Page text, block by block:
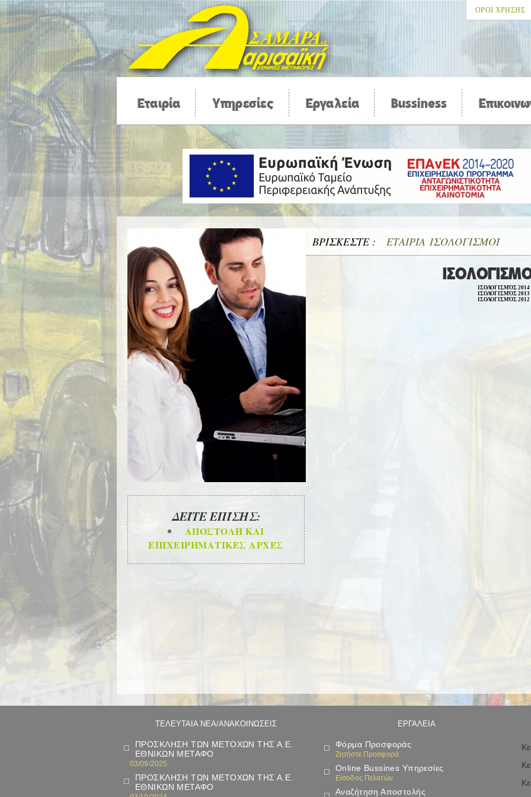
ΟΡΟΙ ΧΡΗΣΗΣ
Εταιρία Υπηρεσίες Εργαλεία Bussiness
ΔΕΊΤΕ ΕΠΊΣΗΣ:
ΑΠΟΣΤΟΛΉ ΚΑΙ
ΕΠΙΧΕΙΡΗΜΑΤΙΚΈΣ ΑΡΧΈΣ
ΒΡΊΣΚΕΣΤΕ : ΕΤΑΙΡΊΑ ΙΣΟΛΟΓΙΣΜΟΊ
ΙΣΟΛΟΓΙΣΜΌΣ 2014
ΙΣΟΛΟΓΙΣΜΌΣ 2013
ΙΣΟΛΟΓΙΣΜΌΣ 2012
ΤΕΛΕΥΤΑΙΑ ΝΕΑ/ΑΝΑΚΟΙΝΩΣΕΙΣ
ΠΡΟΣΚΛΗΣΗ ΤΩΝ ΜΕΤΟΧΩΝ ΤΗΣ Α.Ε.
ΕΘΝΙΚΩΝ ΜΕΤΑΦΟ
03/09/2025
ΠΡΟΣΚΛΗΣΗ ΤΩΝ ΜΕΤΟΧΩΝ ΤΗΣ Α.Ε.
ΕΘΝΙΚΩΝ ΜΕΤΑΦΟ
ΕΡΓΑΛΕΙΑ
Φόρμα Προσφοράς
Ζητήστε Προσφορά
Online Bussines Υπηρεσίες
Είσοδος Πελατών
Αναζήτηση Αποστολής